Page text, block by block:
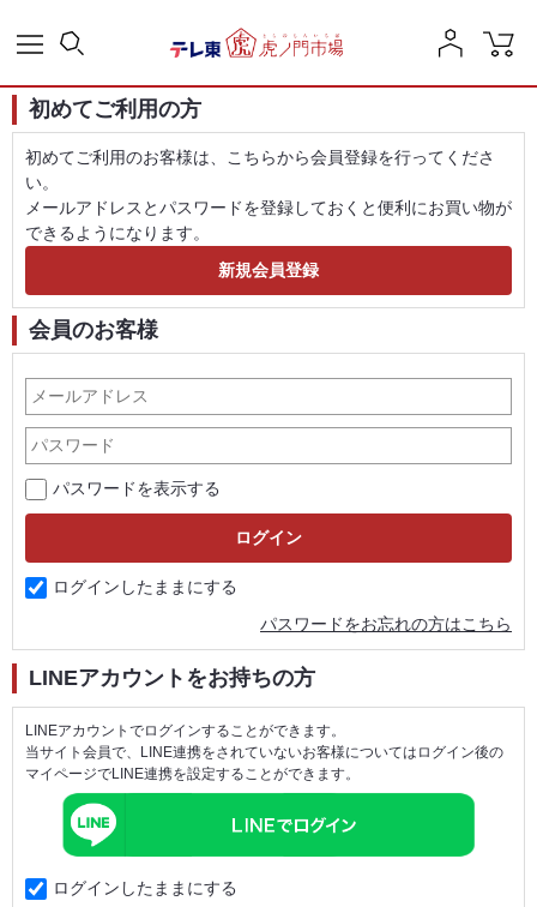
初めてご利用の方
初めてご利用のお客様は、こちらから会員登録を行ってくださ
い。
メールアドレスとパスワードを登録しておくと便利にお買い物が
できるようになります。
会員のお客様
パスワードを表示する
ログインしたままにする
パスワードをお忘れの方はこちら
LINEアカウントをお持ちの方
LINEアカウントでログインすることができます。
当サイト会員で、LINE連携をされていないお客様についてはログイン後の
マイページでLINE連携を設定することができます。
ログインしたままにする